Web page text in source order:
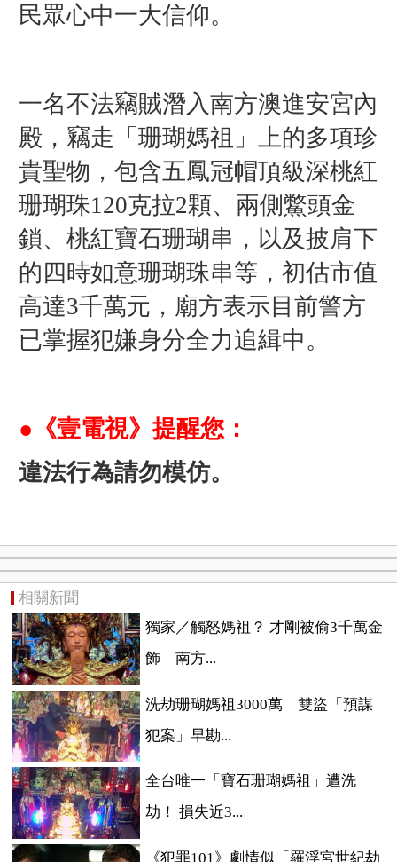
民眾心中一大信仰。
一名不法竊賊潛入南方澳進安宮內
殿，竊走「珊瑚媽祖」上的多項珍
貴聖物，包含五鳳冠帽頂級深桃紅
珊瑚珠120克拉2顆、兩側鱉頭金
鎖、桃紅寶石珊瑚串，以及披肩下
的四時如意珊瑚珠串等，初估市值
高達3千萬元，廟方表示目前警方
已掌握犯嫌身分全力追緝中。
●《壹電視》提醒您：
違法行為請勿模仿。
相關新聞
獨家／觸怒媽祖？ 才剛被偷3千萬金
飾 南方...
洗劫珊瑚媽祖3000萬 雙盜「預謀
犯案」早勘...
全台唯一「寶石珊瑚媽祖」遭洗
劫！ 損失近3...
《犯罪101》劇情似「羅浮宮世紀劫